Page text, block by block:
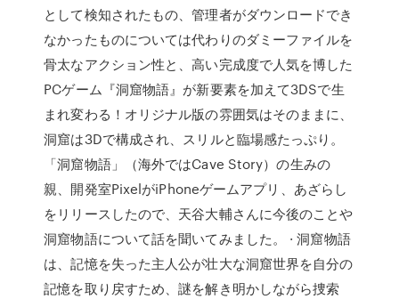
として検知されたもの、管理者がダウンロードでき
なかったものについては代わりのダミーファイルを
骨太なアクション性と、高い完成度で人気を博した
PCゲーム『洞窟物語』が新要素を加えて3DSで生
まれ変わる！オリジナル版の雰囲気はそのままに、
洞窟は3Dで構成され、スリルと臨場感たっぷり。
「洞窟物語」（海外ではCave Story）の生みの
親、開発室PixelがiPhoneゲームアプリ、あざらし
をリリースしたので、天谷大輔さんに今後のことや
洞窟物語について話を聞いてみました。 · 洞窟物語
は、記憶を失った主人公が壮大な洞窟世界を自分の
記憶を取り戻すため、謎を解き明かしながら捜索